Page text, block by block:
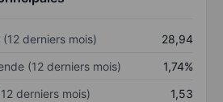
derniers mois)
28,94
(12 derniers mois)
1,74%
derniers mois)
1,53